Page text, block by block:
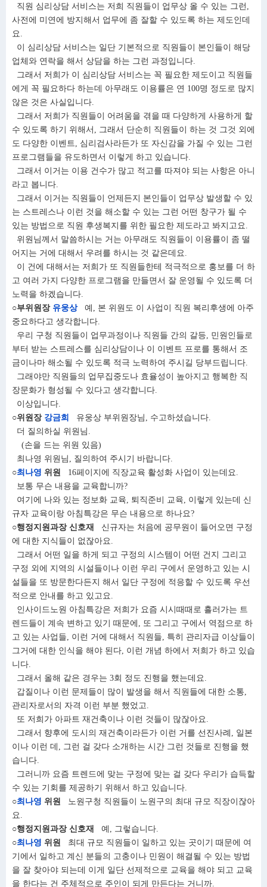
직원 심리상담 서비스는 저희 직원들이 업무상 올 수 있는 그런,
사전에 미연에 방지해서 업무에 좀 잘할 수 있도록 하는 제도인데
요.
이 심리상담 서비스는 일단 기본적으로 직원들이 본인들이 해당
업체와 연락을 해서 상담을 하는 그런 과정입니다.
그래서 저희가 이 심리상담 서비스는 꼭 필요한 제도이고 직원들
에게 꼭 필요하다 하는데 아무래도 이용률은 연 100명 정도로 많지
않은 것은 사실입니다.
그래서 저희가 직원들이 어려움을 겪을 때 다양하게 사용하게 할
수 있도록 하기 위해서, 그래서 단순히 직원들이 하는 것 그것 외에
도 다양한 이벤트, 심리검사라든가 또 자신감을 가질 수 있는 그런
프로그램들을 유도하면서 이렇게 하고 있습니다.
그래서 이거는 이용 건수가 많고 적고를 따져야 되는 사항은 아니
라고 봅니다.
그래서 이거는 직원들이 언제든지 본인들이 업무상 발생할 수 있
는 스트레스나 이런 것을 해소할 수 있는 그런 어떤 창구가 될 수
있는 방법으로 직원 후생복지를 위한 필요한 제도라고 봐지고요.
위원님께서 말씀하시는 거는 아무래도 직원들이 이용률이 좀 떨
어지는 거에 대해서 우려를 하시는 것 같은데요.
이 건에 대해서는 저희가 또 직원들한테 적극적으로 홍보를 더 하
고 여러 가지 다양한 프로그램을 만들면서 잘 운영될 수 있도록 더
노력을 하겠습니다.
○부위원장 유웅상예, 본 위원도 이 사업이 직원 복리후생에 아주
중요하다고 생각합니다.
우리 구청 직원들이 업무과정이나 직원들 간의 갈등, 민원인들로
부터 받는 스트레스를 심리상담이나 이 이벤트 프로를 통해서 조
금이나마 해소될 수 있도록 적극 노력하여 주시길 당부드립니다.
그래야만 직원들의 업무집중도나 효율성이 높아지고 행복한 직
장문화가 형성될 수 있다고 생각합니다.
이상입니다.
○위원장 강금희
유웅상 부위원장님, 수고하셨습니다.
더 질의하실 위원님.
(손을 드는 위원 있음)
최나영 위원님, 질의하여 주시기 바랍니다.
○최나영 위원
16페이지에 직장교육 활성화 사업이 있는데요.
보통 무슨 내용을 교육합니까?
여기에 나와 있는 정보화 교육, 퇴직준비 교육, 이렇게 있는데 신
규자 교육이랑 아침특강은 무슨 내용으로 하나요?
○행정지원과장 신호재
신규자는 처음에 공무원이 들어오면 구정
에 대한 지식들이 없잖아요.
그래서 어떤 일을 하게 되고 구정의 시스템이 어떤 건지 그리고
구정 외에 지역의 시설들이나 이런 우리 구에서 운영하고 있는 시
설들을 또 방문한다든지 해서 일단 구정에 적응할 수 있도록 우선
적으로 안내를 하고 있고요.
인사이드노원 아침특강은 저희가 요즘 시시때때로 흘러가는 트
렌드들이 계속 변하고 있기 때문에, 또 그리고 구에서 역점으로 하
고 있는 사업들, 이런 거에 대해서 직원들, 특히 관리자급 이상들이
그거에 대한 인식을 해야 된다, 이런 개념 하에서 저희가 하고 있습
니다.
그래서 올해 같은 경우는 3회 정도 진행을 했는데요.
갑질이나 이런 문제들이 많이 발생을 해서 직원들에 대한 소통,
관리자로서의 자격 이런 부분 했었고.
또 저희가 아파트 재건축이나 이런 것들이 많잖아요.
그래서 향후에 도시의 재건축이라든가 이런 거를 선진사례, 일본
이나 이런 데, 그런 걸 갖다 소개하는 시간 그런 것들로 진행을 했
습니다.
그러니까 요즘 트렌드에 맞는 구정에 맞는 걸 갖다 우리가 습득할
수 있는 기회를 제공하기 위해서 하고 있습니다.
○최나영 위원
노원구청 직원들이 노원구의 최대 규모 직장이잖아
요.
○행정지원과장 신호재
예, 그렇습니다.
○최나영 위원
최대 규모 직원들이 일하고 있는 곳이기 때문에 여
기에서 일하고 계신 분들의 고충이나 민원이 해결될 수 있는 방법
을 잘 찾아야 되는데 이게 일단 선제적으로 교육을 해야 되고 교육
을 한다는 건 주체적으로 주인이 되게 만든다는 거니까.